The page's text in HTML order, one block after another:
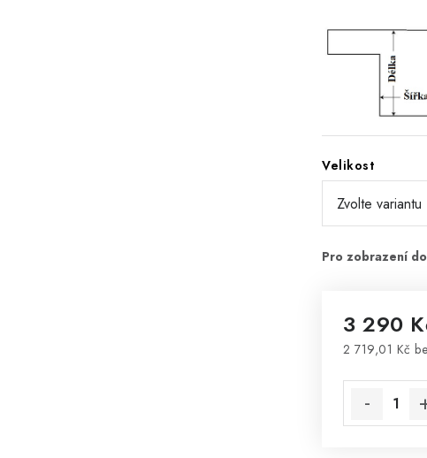
Velikost
3 290
2 719,01 Kč